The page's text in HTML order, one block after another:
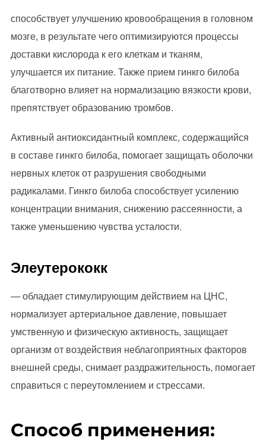
способствует улучшению кровообращения в головном
мозге, в результате чего оптимизируются процессы
доставки кислорода к его клеткам и тканям,
улучшается их питание. Также прием гинкго билоба
благотворно влияет на нормализацию вязкости крови,
препятствует образованию тромбов.
Активный антиоксидантный комплекс, содержащийся
в составе гинкго билоба, помогает защищать оболочки
нервных клеток от разрушения свободными
радикалами. Гинкго билоба способствует усилению
концентрации внимания, снижению рассеянности, а
также уменьшению чувства усталости.
Элеутерококк
— обладает стимулирующим действием на ЦНС,
нормализует артериальное давление, повышает
умственную и физическую активность, защищает
организм от воздействия неблагоприятных факторов
внешней среды, снимает раздражительность, помогает
справиться с переутомлением и стрессами.
Способ применения: